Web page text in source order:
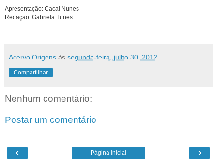
Apresentação: Cacai Nunes
Redação: Gabriela Tunes
Acervo Origens às segunda-feira, julho 30, 2012
Compartilhar
Nenhum comentário:
Postar um comentário
‹ ›
Página inicial